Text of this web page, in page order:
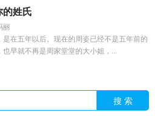
的姓氏
丽
是在五年以后。现在的周姿已经不是五年前的
也早就不再是周家堂堂的大小姐，...
搜 索